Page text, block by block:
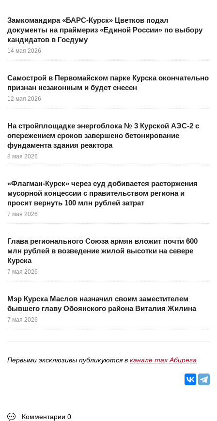
Замкомандира «БАРС-Курск» Цветков подал
документы на праймериз «Единой России» по выбору
кандидатов в Госдуму
14 мая 2026
Самострой в Первомайском парке Курска окончательно
признан незаконным и будет снесен
12 мая 2026
На стройплощадке энергоблока № 3 Курской АЭС-2 с
опережением сроков завершено бетонирование
фундамента здания реактора
8 мая 2026
«Флагман-Курск» через суд добивается расторжения
мусорной концессии с правительством региона и
просит вернуть 100 млн рублей затрат
7 мая 2026
Глава регионального Союза армян вложит почти 600
млн рублей в возведение жилой высотки на севере
Курска
7 мая 2026
Мэр Курска Маслов назначил своим заместителем
бывшего главу Обоянского района Виталия Жилина
7 мая 2026
Первыми эксклюзивы публикуются в канале max Абирега
Комментарии 0